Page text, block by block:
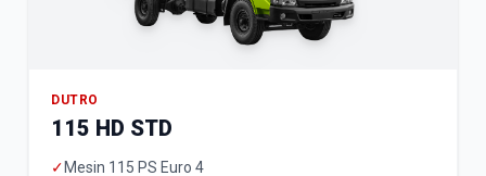
DUTRO
115 HD STD
✓ Mesin 115 PS Euro 4